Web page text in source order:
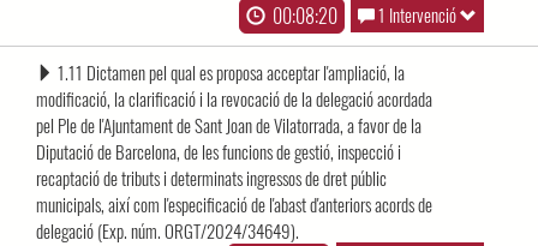
00:08:20 1 Intervenció
1.11 Dictamen pel qual es proposa acceptar l'ampliació, la
modificació, la clarificació i la revocació de la delegació acordada
pel Ple de l'Ajuntament de Sant Joan de Vilatorrada, a favor de la
Diputació de Barcelona, de les funcions de gestió, inspecció i
recaptació de tributs i determinats ingressos de dret públic
municipals, així com l'especificació de l'abast d'anteriors acords de
delegació (Exp. núm. ORGT/2024/34649).